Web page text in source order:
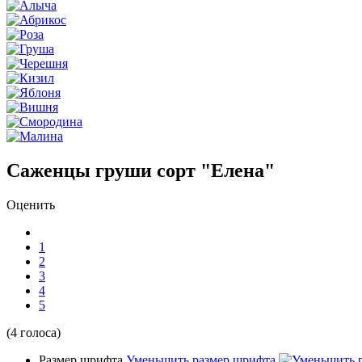
Саженцы груши сорт "Елена"
Оценить
1
2
3
4
5
(4 голоса)